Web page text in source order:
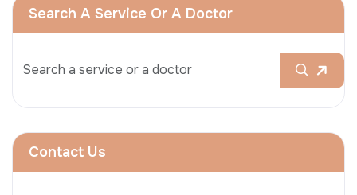
Search A Service Or A Doctor
Contact Us